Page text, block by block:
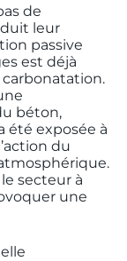
de
leur
passive
est déjà
béton,
été exposée à
du
secteur à
une